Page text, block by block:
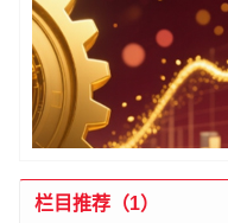
栏目推荐（1）